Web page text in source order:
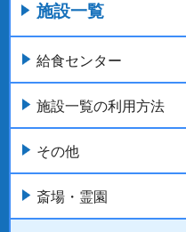
施設一覧
給食センター
施設一覧の利用方法
その他
斎場・霊園